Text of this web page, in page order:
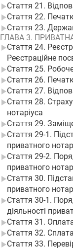
Стаття 21.
Стаття 22.
Стаття 23.
ГЛАВА 3.
Стаття 24.
Реєстраційне
Стаття 25.
Стаття 26.
Стаття 27.
Стаття 28.
нотаріуса
Стаття 29.
Стаття 29-1.
приватного
Стаття 29-2.
приватного
Стаття 30.
приватного
Стаття 30-1.
діяльності
Стаття 31.
Стаття 32.
Стаття 33.